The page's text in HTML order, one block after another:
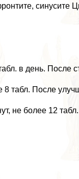
синусите
в день. После
8 табл. После
не более 12